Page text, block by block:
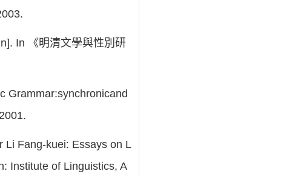
In 《明清文學與性別研
Grammar:synchronicand
Li Fang-kuei: Essays on L
Institute of Linguistics, A